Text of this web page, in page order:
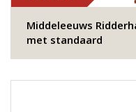
Middeleeuws
met standaard